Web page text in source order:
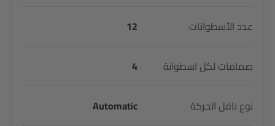
عدد الأسطوانات 12
صمامات لكل اسطوانة 4
نوع ناقل الحركة Automatic